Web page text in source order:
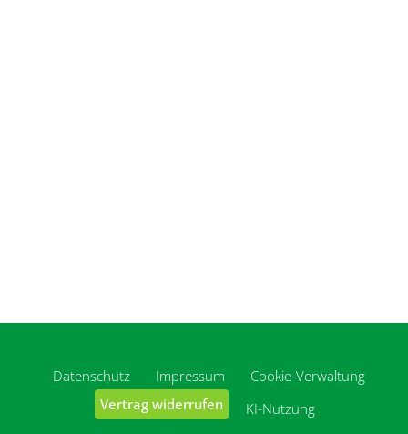
Datenschutz Impressum
Cookie-Verwaltung
Vertrag widerrufen
KI-Nutzung